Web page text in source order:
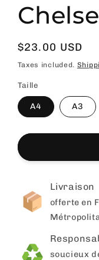
Usual
price
$23.00 USD
Taxes included.
Taille
A4 A3
Livraison
offerte en
soucieux